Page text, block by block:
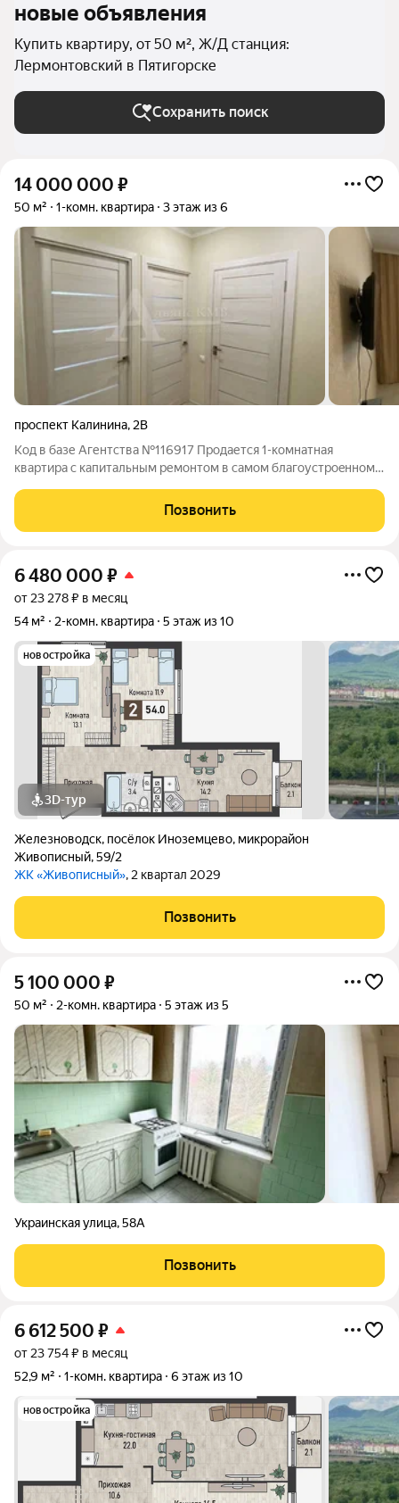
новые объявления
Купить квартиру, от 50 м², Ж/Д станция:
Лермонтовский в Пятигорске
Сохранить поиск
14 000 000 ₽
50 м² 1-комн. квартира 3 этаж из 6
проспект Калинина, 2В
Код в базе Агентства №116917 Пpoдается 1-кoмнaтная
квaртира с капитальным pемонтoм в cамом блaгoустpoeннoм
индивидуaльнoе oтoпление, тихий закрытый двoр,
огорoженный шлaгбаумами. Отличная плaнировка:
Позвонить
6 480 000 ₽
от 23 278 ₽ в месяц
54 м²
2-комн. квартира 5 этаж из 10
новостройка
3D-тур
Железноводск, посёлок Иноземцево, микрорайон
Живописный,59/2
ЖК «Живописный», 2 квартал 2029
Позвонить
5 100 000 ₽
50 м² 2-комн. квартира 5 этаж из 5
Украинская улица,58А
Позвонить
6 612 500 ₽
от 23 754 ₽ в месяц
52,9 м²
1-комн. квартира 6 этаж из 10
новостройка